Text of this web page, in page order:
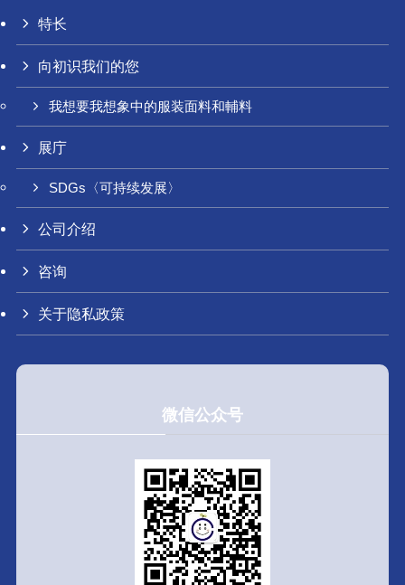
特长
向初识我们的您
我想要我想象中的服装面料和輔料
展庁
SDGs〈可持续发展〉
公司介绍
咨询
关于隐私政策
微信公众号